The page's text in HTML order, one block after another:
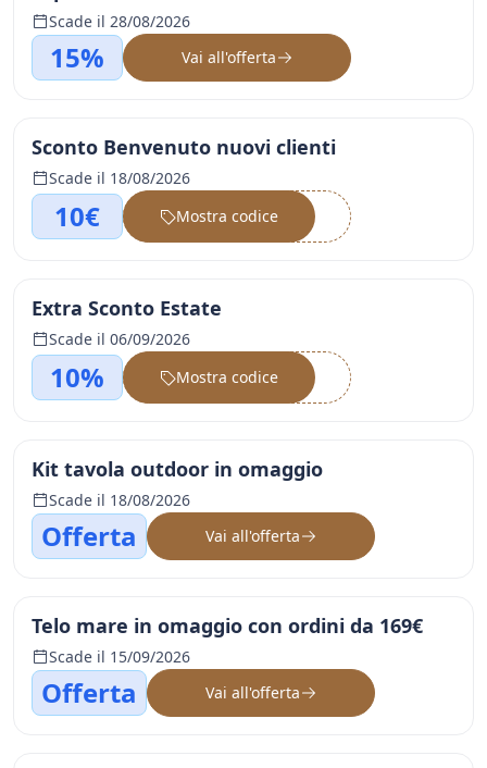
Scade il 28/08/2026
15% Vai all'offerta
Sconto Benvenuto nuovi clienti
Scade il 18/08/2026
10€ ••••••
Mostra codice
Extra Sconto Estate
Scade il 06/09/2026
10% ••••••
Mostra codice
Kit tavola outdoor in omaggio
Scade il 18/08/2026
Offerta Vai all'offerta
Telo mare in omaggio con ordini da 169€
Scade il 15/09/2026
Offerta Vai all'offerta